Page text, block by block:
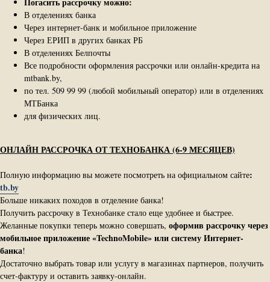
В отделениях банка
Через интернет-банк и мобильное приложение
Через ЕРИП в других банках РБ
В отделениях Белпочты
Все подробности оформления рассрочки или онлайн-кредита на
mtbank.by,
по тел. 509 99 99 (любой мобильный оператор) или в отделениях
МТБанка
для физических лиц.
ОНЛАЙН РАССРОЧКА ОТ ТЕХНОБАНКА (6-9 МЕСЯЦЕВ)
Полную информацию вы можете посмотреть на официальном сайте:
tb.by
Больше никаких походов в отделение банка!
Получить рассрочку в Технобанке стало еще удобнее и быстрее.
Желанные покупки теперь можно совершать, оформив рассрочку через
мобильное приложение «TechnoMobile» или систему Интернет-​
банка!
Достаточно выбрать товар или услугу в магазинах партнеров, получить
счет-​фактуру и оставить заявку-​онлайн.